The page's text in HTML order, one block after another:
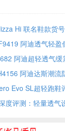
Hi 联名鞋款货
阿迪透气轻盈
阿迪超轻透气
阿迪达斯潮流
Evo SL超轻跑鞋
度评测：轻量透气